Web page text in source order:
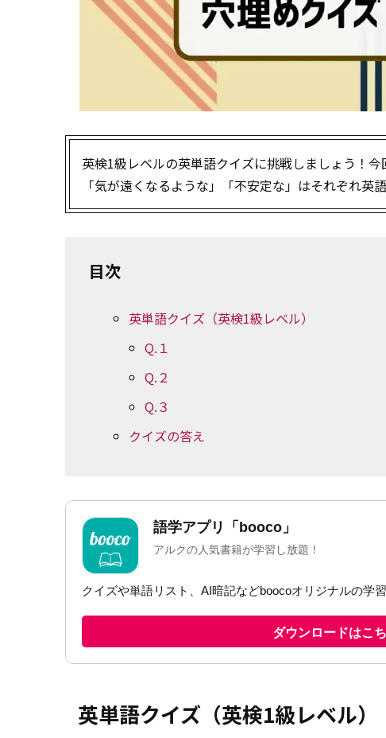
英検1級レベルの英単語クイズに挑戦しましょう！
「気が遠くなるような」「不安定な」はそれぞれ英
目次
英単語クイズ（英検1級レベル）
Q.１
Q.２
Q.３
クイズの答え
英単語クイズ（英検1級レベル）